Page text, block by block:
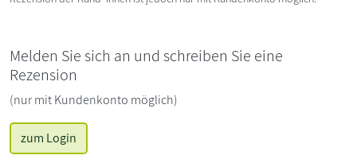
Melden Sie sich an und schreiben Sie eine
Rezension
(nur mit Kundenkonto möglich)
zum Login